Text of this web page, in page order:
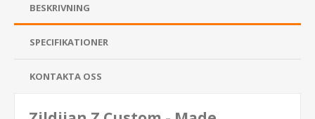
BESKRIVNING
SPECIFIKATIONER
KONTAKTA OSS